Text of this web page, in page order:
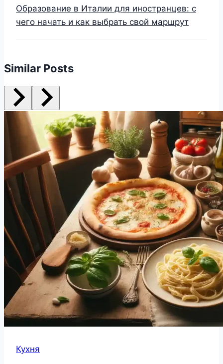
Образование в Италии для иностранцев: с
чего начать и как выбрать свой маршрут
Similar Posts
Кухня